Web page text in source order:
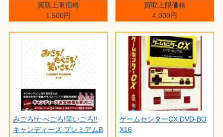
買取上限価格
1,500円
買取上限価格
4,000円
みごろ!たべごろ!笑いごろ!!
キャンディーズ プレミアムB
ゲームセンターCX DVD-BO
X16